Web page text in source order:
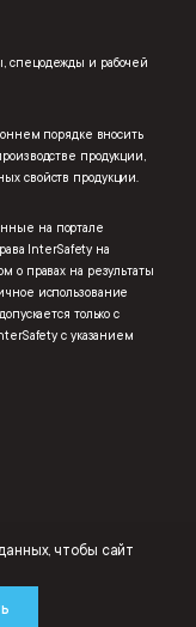
спецодежды и рабочей
порядке вносить
продукции,
свойств продукции.
на портале
InterSafety на
о правах на результаты
использование
только с
с указанием
чтобы сайт